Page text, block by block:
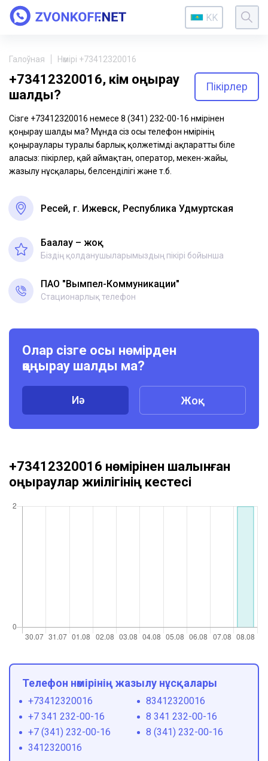
KK
Галоўная Нөмірі +73412320016
+73412320016, кім қоңырау
шалды?
Пікірлер
Сізге +73412320016 немесе 8 (341) 232-00-16 нөмірінен
қоңырау шалды ма? Мұнда сіз осы телефон нөмірінің
қоңыраулары туралы барлық қолжетімді ақпаратты біле
аласыз: пікірлер, қай аймақтан, оператор, мекен-жайы,
жазылу нұсқалары, белсенділігі және т.б.
Ресей, г. Ижевск, Республика Удмуртская
Бағалау – жоқ
Біздің қолданушыларымыздың пікірі бойынша
ПАО "Вымпел-Коммуникации"
Стационарлық телефон
Олар сізге осы нөмірден
қоңырау шалды ма?
Иә Жоқ
+73412320016 нөмірінен шалынған
қоңыраулар жиілігінің кестесі
Телефон нөмірінің жазылу нұсқалары
+73412320016
83412320016
+7 341 232-00-16
8 341 232-00-16
+7 (341) 232-00-16
8 (341) 232-00-16
3412320016